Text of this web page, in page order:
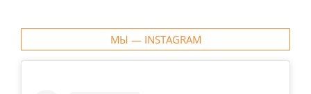
МЫ — INSTAGRAM